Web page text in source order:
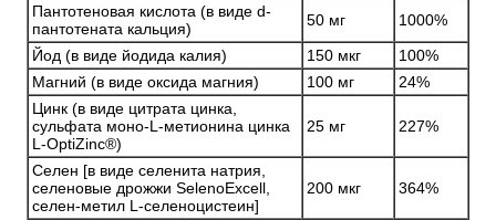
Пантотеновая кислота (в виде d-
пантотената кальция)
50 мг
1000%
Йод (в виде йодида калия)
150 мкг
100%
Магний (в виде оксида магния)
100 мг
24%
Цинк (в виде цитрата цинка,
сульфата моно-L-метионина цинка
L-OptiZinc®)
25 мг 227%
Селен [в виде селенита натрия,
селеновые дрожжи SelenoExcell,
селен-метил L-селеноцистеин]
200 мкг 364%